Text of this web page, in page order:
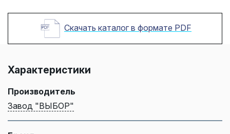
Скачать каталог в формате PDF
Характеристики
Производитель
Завод "ВЫБОР"